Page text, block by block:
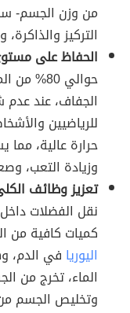
من وزن الجسم-
التركيز
الحفاظ على
حوالي
الجفاف، عند
للرياضيين
حرارة عالية،
وزيادة التعب،
تعزيز وظائف
نقل الفضلات
كميات كافية من
اليوريا في الدم،
الماء، تخرج من
وتخليص الجسم